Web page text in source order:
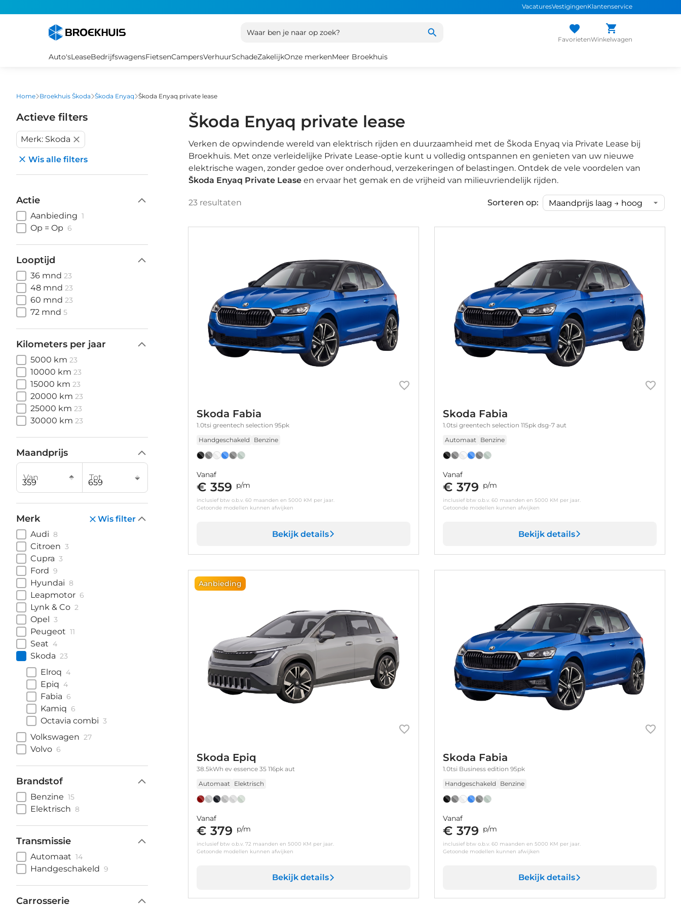
VacaturesVestigingenKlantenservice
Waar ben je naar op zoek?
FavorietenWinkelwagen
Auto'sLeaseBedrijfswagensFietsenCampersVerhuurSchadeZakelijkOnze merkenMeer Broekhuis
Home Broekhuis Škoda Škoda Enyaq Škoda Enyaq private lease
Actieve filters
Merk: Skoda
Wis alle filters
Actie
Aanbieding 1
Op = Op 6
Looptijd
36 mnd 23
48 mnd 23
60 mnd 23
72 mnd 5
Kilometers per jaar
5000 km 23
10000 km 23
15000 km 23
20000 km 23
25000 km 23
30000 km 23
Maandprijs
Van Tot
Merk
Wis filter
Audi 8
Citroen 3
Cupra 3
Ford 9
Hyundai 8
Leapmotor 6
Lynk & Co 2
Opel 3
Peugeot 11
Seat 4
Skoda 23
Elroq 4
Epiq 4
Fabia 6
Kamiq 6
Octavia combi 3
Volkswagen 27
Volvo 6
Brandstof
Benzine 15
Elektrisch 8
Transmissie
Automaat 14
Handgeschakeld 9
Carrosserie
Škoda Enyaq private lease
Verken de opwindende wereld van elektrisch rijden en duurzaamheid met de Škoda Enyaq via Private Lease bij
Broekhuis. Met onze verleidelijke Private Lease-optie kunt u volledig ontspannen en genieten van uw nieuwe
elektrische wagen, zonder gedoe over onderhoud, verzekeringen of belastingen. Ontdek de vele voordelen van
Škoda Enyaq Private Leaseen ervaar het gemak en de vrijheid van milieuvriendelijk rijden.
23resultaten Sorteren op:
Skoda Fabia
1.0tsi greentech selection 95pk
Handgeschakeld
Benzine
Vanaf
€ 359 p/m
inclusief btw o.b.v. 60 maanden en 5000 KM per jaar.
Getoonde modellen kunnen afwijken
Bekijk details
Skoda Fabia
1.0tsi greentech selection 115pk dsg-7 aut
Automaat
Benzine
Vanaf
€ 379 p/m
inclusief btw o.b.v. 60 maanden en 5000 KM per jaar.
Getoonde modellen kunnen afwijken
Bekijk details
Aanbieding
Skoda Epiq
38.5kWh ev essence 35 116pk aut
Automaat
Elektrisch
Vanaf
€ 379 p/m
inclusief btw o.b.v. 72 maanden en 5000 KM per jaar.
Getoonde modellen kunnen afwijken
Bekijk details
Skoda Fabia
1.0tsi Business edition 95pk
Handgeschakeld
Benzine
Vanaf
€ 379 p/m
inclusief btw o.b.v. 60 maanden en 5000 KM per jaar.
Getoonde modellen kunnen afwijken
Bekijk details